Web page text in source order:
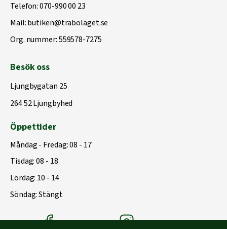
Telefon:070-990 00 23
Mail:butiken@trabolaget.se
Org. nummer: 559578-7275
Besök oss
Ljungbygatan 25
264 52 Ljungbyhed
Öppettider
Måndag - Fredag: 08 - 17
Tisdag: 08 - 18
Lördag: 10 - 14
Söndag: Stängt